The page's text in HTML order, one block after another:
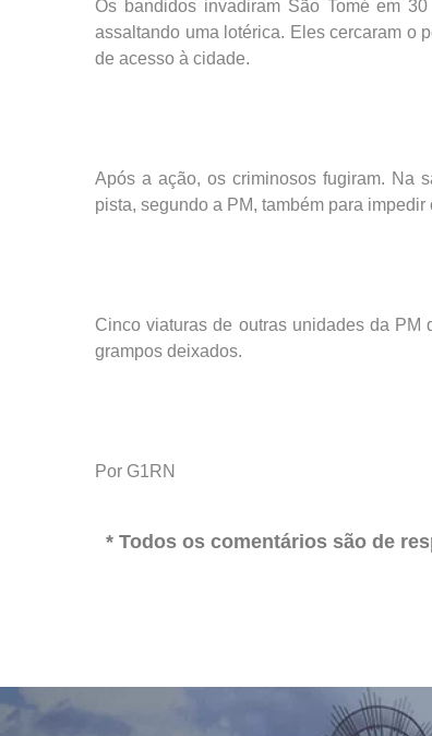
Os bandidos invadiram São Tomé em
assaltando uma lotérica. Eles cercaram o
de acesso à cidade.
Após a ação, os criminosos fugiram. Na
pista, segundo a PM, também para
Cinco viaturas de outras unidades da PM
grampos deixados.
Por G1RN
* Todos os comentários são de